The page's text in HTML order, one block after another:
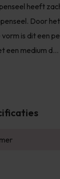
heeft
Door
is dit een
een medium d...